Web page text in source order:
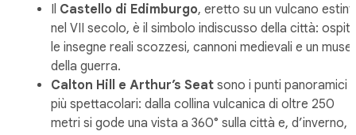
Il Castello di Edimburgo, eretto su un vulcano
nel VII secolo, è il simbolo indiscusso della città:
le insegne reali scozzesi, cannoni medievali e un
della guerra.
Calton Hill e Arthur’s Seat sono i punti panoramici
più spettacolari: dalla collina vulcanica di oltre 250
metri si gode una vista a 360° sulla città e, d’inverno,